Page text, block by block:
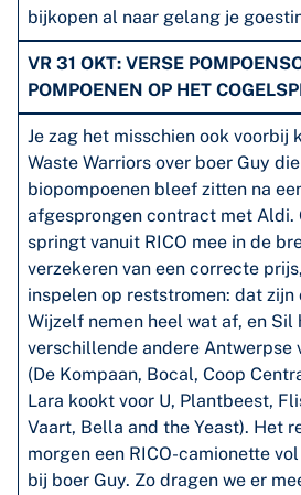
bijkopen al naar gelang je
VR 31 OKT: VERSE
POMPOENEN OP HET
Je zag het misschien ook voorbij
Waste Warriors over boer Guy
biopompoenen bleef zitten na
afgesprongen contract met Aldi.
springt vanuit RICO mee in de
verzekeren van een correcte
inspelen op reststromen: dat zijn
Wijzelf nemen heel wat af, en Sil
verschillende andere Antwerpse
(De Kompaan, Bocal, Coop
Lara kookt voor U, Plantbeest,
Vaart, Bella and the Yeast). Het
morgen een RICO-camionette
bij boer Guy. Zo dragen we er